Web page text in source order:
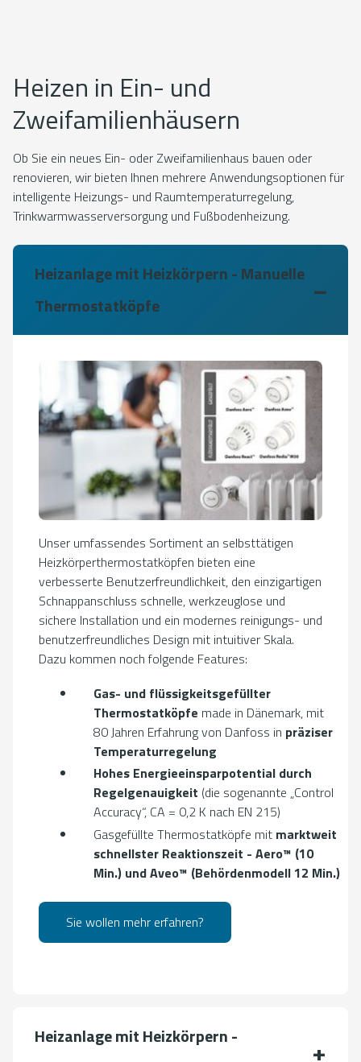
Heizen in Ein- und
Zweifamilienhäusern
Ob Sie ein neues Ein- oder Zweifamilienhaus bauen oder
renovieren, wir bieten Ihnen mehrere Anwendungsoptionen für
intelligente Heizungs- und Raumtemperaturregelung,
Trinkwarmwasserversorgung und Fußbodenheizung.
Heizanlage mit Heizkörpern - Manuelle
Thermostatköpfe
Unser umfassendes Sortiment an selbsttätigen
Heizkörperthermostatköpfen bieten eine
verbesserte Benutzerfreundlichkeit, den einzigartigen
Schnappanschluss schnelle, werkzeuglose und
sichere Installation und ein modernes reinigungs- und
benutzerfreundliches Design mit intuitiver Skala.
Dazu kommen noch folgende Features:
Gas- und flüssigkeitsgefüllter
Thermostatköpfe made in Dänemark, mit
80 Jahren Erfahrung von Danfoss in präziser
Temperaturregelung
Hohes Energieeinsparpotential durch
Regelgenauigkeit (die sogenannte „Control
Accuracy“, CA = 0,2 K nach EN 215)
Gasgefüllte Thermostatköpfe mit marktweit
schnellster Reaktionszeit - Aero™ (10
Min.) und Aveo™ (Behördenmodell 12 Min.)
Sie wollen mehr erfahren?
Heizanlage mit Heizkörpern -